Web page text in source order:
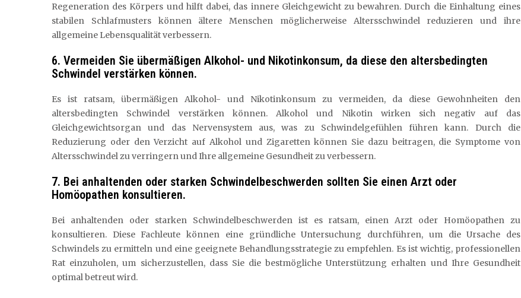
Regeneration des Körpers und hilft dabei, das innere Gleichgewicht zu bewahren. Durch die Einhaltung eines
stabilen Schlafmusters können ältere Menschen möglicherweise Altersschwindel reduzieren und ihre
allgemeine Lebensqualität verbessern.
6. Vermeiden Sie übermäßigen Alkohol- und Nikotinkonsum, da diese den altersbedingten
Schwindel verstärken können.
Es ist ratsam, übermäßigen Alkohol- und Nikotinkonsum zu vermeiden, da diese Gewohnheiten den
altersbedingten Schwindel verstärken können. Alkohol und Nikotin wirken sich negativ auf das
Gleichgewichtsorgan und das Nervensystem aus, was zu Schwindelgefühlen führen kann. Durch die
Reduzierung oder den Verzicht auf Alkohol und Zigaretten können Sie dazu beitragen, die Symptome von
Altersschwindel zu verringern und Ihre allgemeine Gesundheit zu verbessern.
7. Bei anhaltenden oder starken Schwindelbeschwerden sollten Sie einen Arzt oder
Homöopathen konsultieren.
Bei anhaltenden oder starken Schwindelbeschwerden ist es ratsam, einen Arzt oder Homöopathen zu
konsultieren. Diese Fachleute können eine gründliche Untersuchung durchführen, um die Ursache des
Schwindels zu ermitteln und eine geeignete Behandlungsstrategie zu empfehlen. Es ist wichtig, professionellen
Rat einzuholen, um sicherzustellen, dass Sie die bestmögliche Unterstützung erhalten und Ihre Gesundheit
optimal betreut wird.